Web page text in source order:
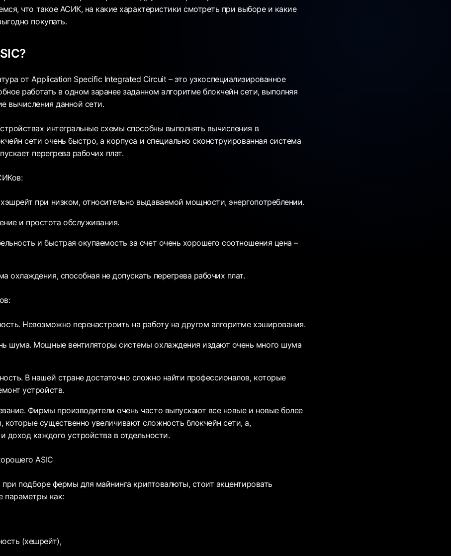
что такое АСИК, на какие характеристики смотреть при выборе и какие
покупать.
от Application Specific Integrated Circuit – это узкоспециализированное
работать в одном заранее заданном алгоритме блокчейн сети, выполняя
вычисления данной сети.
интегральные схемы способны выполнять вычисления в
сети очень быстро, а корпуса и специально сконструированная система
перегрева рабочих плат.
при низком, относительно выдаваемой мощности, энергопотреблении.
и простота обслуживания.
и быстрая окупаемость за счет очень хорошего соотношения цена –
охлаждения, способная не допускать перегрева рабочих плат.
Невозможно перенастроить на работу на другом алгоритме хэширования.
шума. Мощные вентиляторы системы охлаждения издают очень много шума
В нашей стране достаточно сложно найти профессионалов, которые
устройств.
Фирмы производители очень часто выпускают все новые и новые более
существенно увеличивают сложность блокчейн сети, а,
доход каждого устройства в отдельности.
ASIC
при подборе фермы для майнинга криптовалюты, стоит акцентировать
параметры как:
(хешрейт),